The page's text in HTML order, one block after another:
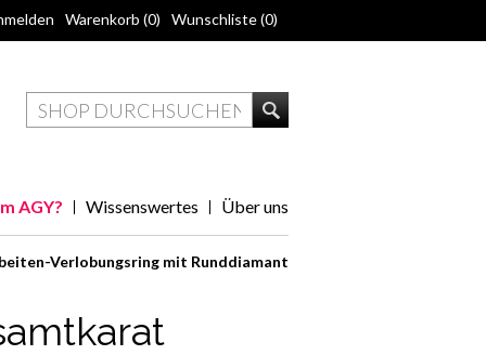
Warenkorb (0) Wunschliste(0)
Über uns
Wissenswertes
AGY?
Verlobungsring mit Runddiamant